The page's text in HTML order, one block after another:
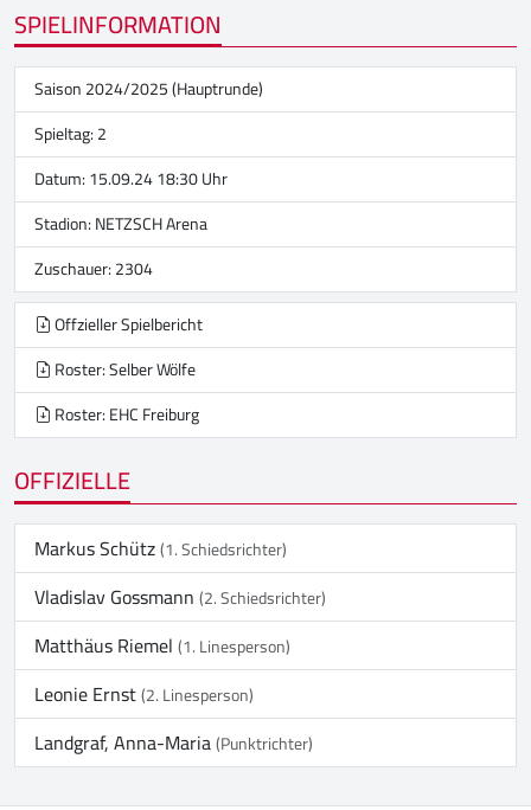
SPIELINFORMATION
Saison 2024/2025 (Hauptrunde)
Spieltag: 2
Datum: 15.09.24 18:30 Uhr
Stadion:NETZSCH Arena
Zuschauer: 2304
Offzieller Spielbericht
Roster: Selber Wölfe
Roster: EHC Freiburg
OFFIZIELLE
Markus Schütz(1. Schiedsrichter)
Vladislav Gossmann(2. Schiedsrichter)
Matthäus Riemel(1. Linesperson)
Leonie Ernst(2. Linesperson)
Landgraf, Anna-Maria(Punktrichter)